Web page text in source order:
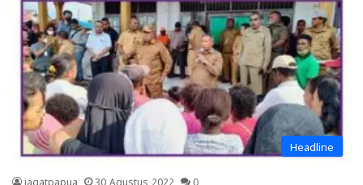
Headline
jagatpapua 30 Agustus 2022 0